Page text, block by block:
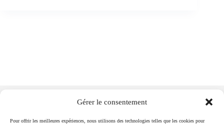
Gérer le consentement
Pour offrir les meilleures expériences, nous utilisons des technologies telles que les cookies pour